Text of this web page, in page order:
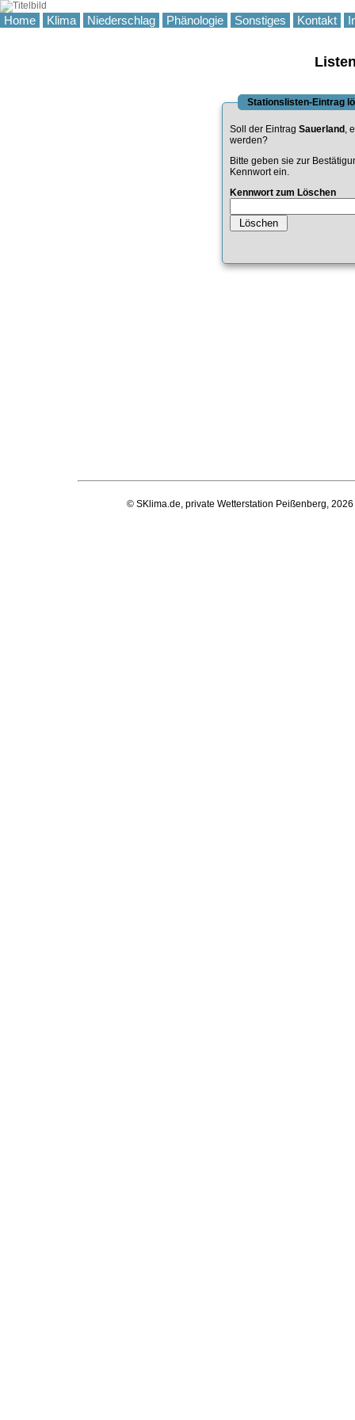
Home Klima Niederschlag Phänologie Sonstiges Kontakt
Stationslisten-Eintrag
Soll der Eintrag Sauerland ,
werden?
Bitte geben sie zur
Kennwort ein.
Kennwort zum Löschen
© SKlima.de, private Wetterstation Peißenberg,